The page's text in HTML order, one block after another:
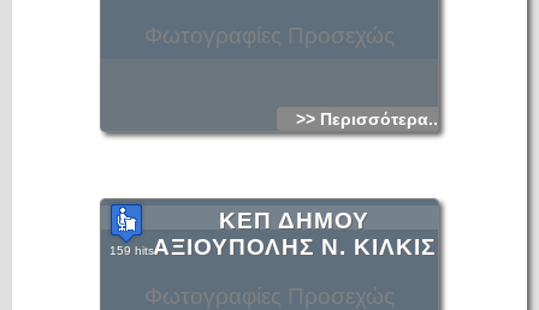
Φωτογραφίες Προσεχώς
>> Περισσότερα...
Φωτογραφίες Προσεχώς
ΚΕΠ ΔΗΜΟΥ
ΑΞΙΟΥΠΟΛΗΣ Ν. ΚΙΛΚΙΣ
159 hits